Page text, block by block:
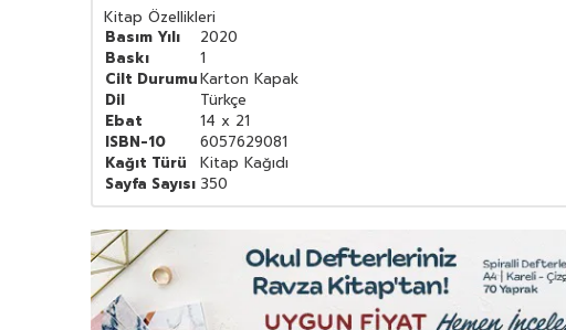
Kitap Özellikleri
Basım Yılı
2020
Baskı
1
Cilt DurumuKarton Kapak
Dil
Türkçe
Ebat
14 x 21
ISBN-10
6057629081
Kağıt Türü
Kitap Kağıdı
Sayfa Sayısı 350